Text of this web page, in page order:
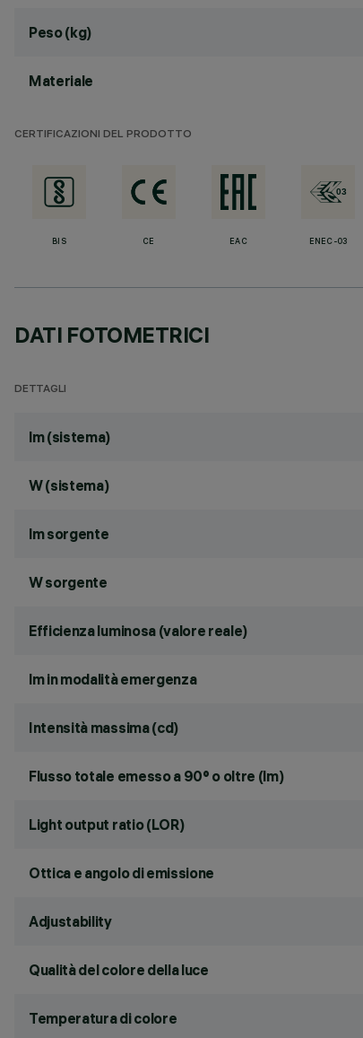
Peso (kg)
Materiale
CERTIFICAZIONI DEL PRODOTTO
BIS CE EAC ENEC-03
DATI FOTOMETRICI
DETTAGLI
lm (sistema)
W (sistema)
lm sorgente
W sorgente
Efficienza luminosa (valore reale)
lm in modalità emergenza
Intensità massima (cd)
Flusso totale emesso a 90° o oltre (lm)
Light output ratio (LOR)
Ottica e angolo di emissione
Adjustability
Qualità del colore della luce
Temperatura di colore